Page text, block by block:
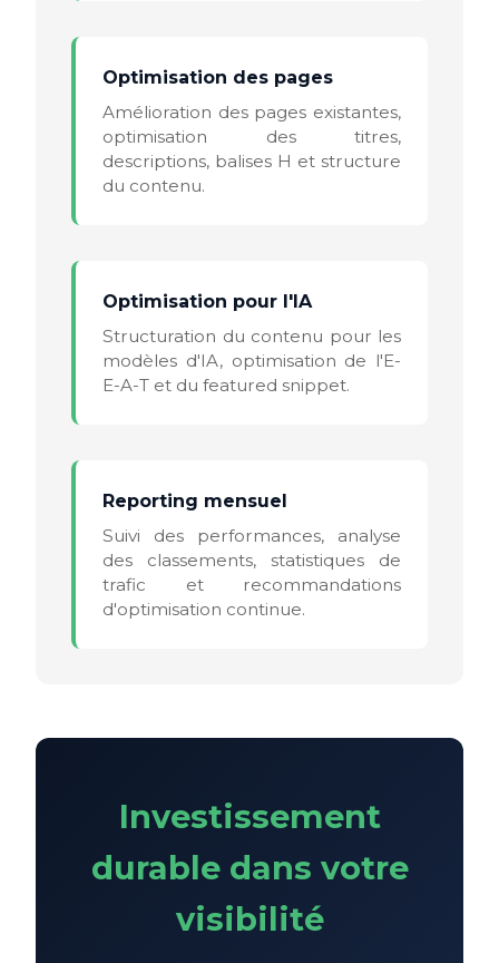
Optimisation des pages
Amélioration des pages existantes,
optimisation des titres,
descriptions, balises H et structure
du contenu.
Optimisation pour l'IA
Structuration du contenu pour les
modèles d'IA, optimisation de l'E-
E-A-T et du featured snippet.
Reporting mensuel
Suivi des performances, analyse
des classements, statistiques de
trafic et recommandations
d'optimisation continue.
Investissement
durable dans votre
visibilité